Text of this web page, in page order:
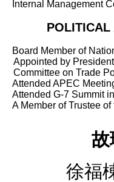
Internal Management
POLITICAL
Board Member of
Appointed by
Committee on Trade
Attended APEC
Attended G-7 Summit
A Member of Trustee
故
徐福